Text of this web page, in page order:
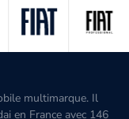
multimarque. Il
en France avec 146